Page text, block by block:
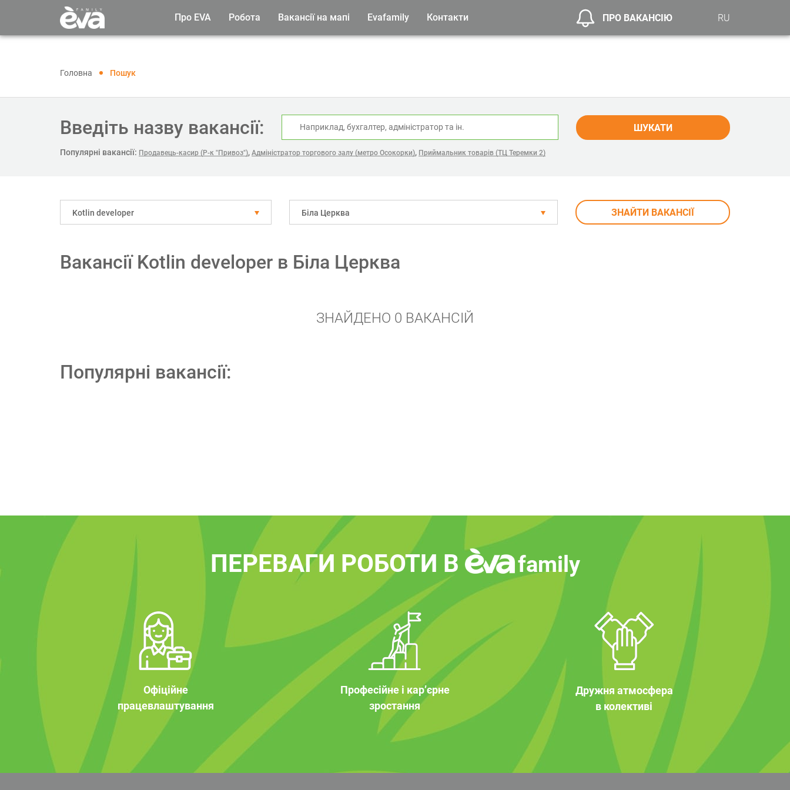
Про EVA Робота Вакансії на мапі Evafamily Контакти ПРО ВАКАНСІЮ RU
Головна Пошук
Введіть назву вакансії: ШУКАТИ
Популярні вакансії: Продавець-касир (Р-к "Привоз"), Адміністратор торгового залу (метро Осокорки), Приймальник товарів (ТЦ Теремки 2)
Kotlin developer Біла Церква ЗНАЙТИ ВАКАНСІЇ
Вакансії Kotlin developer в Біла Церква
ЗНАЙДЕНО 0 ВАКАНСІЙ
Популярні вакансії:
ПЕРЕВАГИ РОБОТИ В family
Офіційне
працевлаштування
Професійне і кар’єрне
зростання
Дружня атмосфера
в колективі